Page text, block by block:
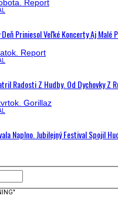
Priniesol Veľké Koncerty Aj Malé
Radosti Z Hudby. Od Dychovky Z
Naplno. Jubilejný Festival Spojil